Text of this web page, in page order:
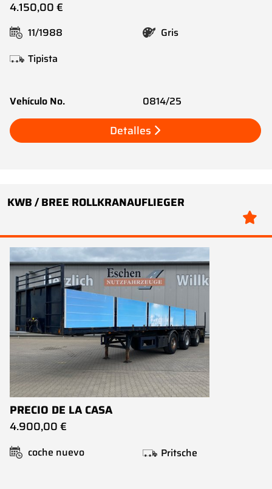
4.150,00 €
11/1988
Gris
Tipista
Vehículo No. 0814/25
Detalles
KWB / BREE ROLLKRANAUFLIEGER
PRECIO DE LA CASA
4.900,00 €
coche nuevo Pritsche